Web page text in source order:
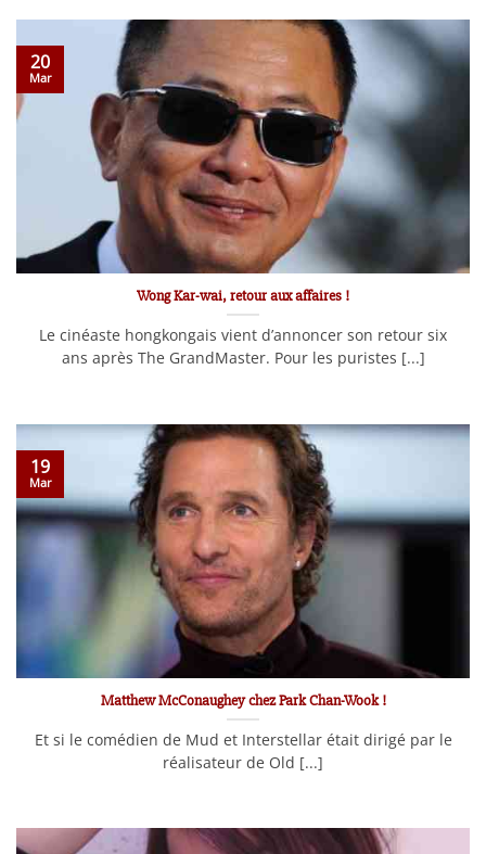
Wong Kar-wai, retour aux affaires !
Le cinéaste hongkongais vient d’annoncer son retour six
ans après The GrandMaster. Pour les puristes [...]
20
Mar
Matthew McConaughey chez Park Chan-Wook !
Et si le comédien de Mud et Interstellar était dirigé par le
réalisateur de Old [...]
19
Mar